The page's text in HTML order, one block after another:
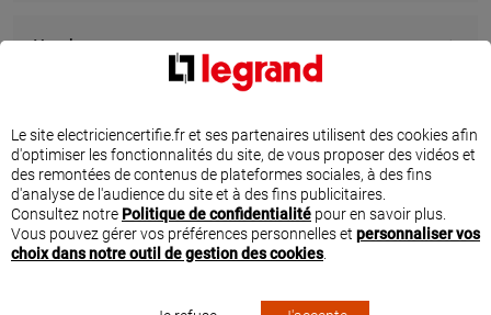
12 boulevard comte de falicon,
06100 NICE
En savoir plus
À 20.7 km km
6 b rue de l orme, 06100 NICE
En savoir plus
Vaucluse
TROUVEZ UN ÉLECTRICIEN CERTIFIÉ PAR
LEGRAND À MENTON
Faites appel à un électricien parmi les experts sélectionnés par Legrand à
Menton.
Que ce soit pour faire installer de nouvelles prises dans votre cuisine, poser un
tableau électrique ou encore installer un système de pilotage de la maison,
Le site electriciencertifie.fr et ses partenaires utilisent des cookies afin
d'optimiser les fonctionnalités du site, de vous proposer des vidéos et
des remontées de contenus de plateformes sociales, à des fins
d'analyse de l'audience du site et à des fins publicitaires.
Consultez notre Politique de confidentialité pour en savoir plus.
Vous pouvez gérer vos préférences personnelles et personnaliser vos
choix dans notre outil de gestion des cookies.